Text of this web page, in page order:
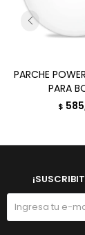
PARCHE
PARA
$